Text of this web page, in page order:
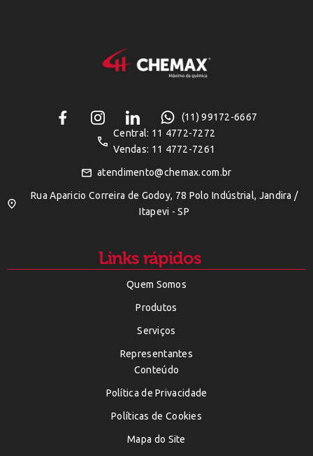
(11) 99172-6667
Central: 11 4772-7272
Vendas: 11 4772-7261
atendimento@chemax.com.br
Rua Aparicio Correira de Godoy, 78 Polo Indústrial, Jandira /
Itapevi - SP
Links rápidos
Quem Somos
Produtos
Serviços
Representantes
Conteúdo
Política de Privacidade
Políticas de Cookies
Mapa do Site